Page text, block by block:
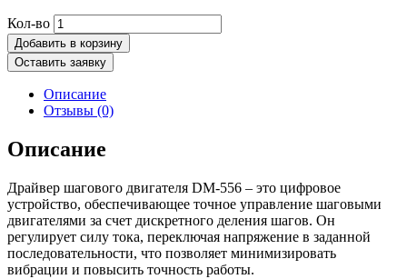
Кол-во Количество
товара
Драйвер
шагового
DM556
Добавить в корзину
Оставить заявку
Описание
Отзывы (0)
Описание
Драйвер шагового двигателя DM-556 – это цифровое
устройство, обеспечивающее точное управление шаговыми
двигателями за счет дискретного деления шагов. Он
регулирует силу тока, переключая напряжение в заданной
последовательности, что позволяет минимизировать
вибрации и повысить точность работы.